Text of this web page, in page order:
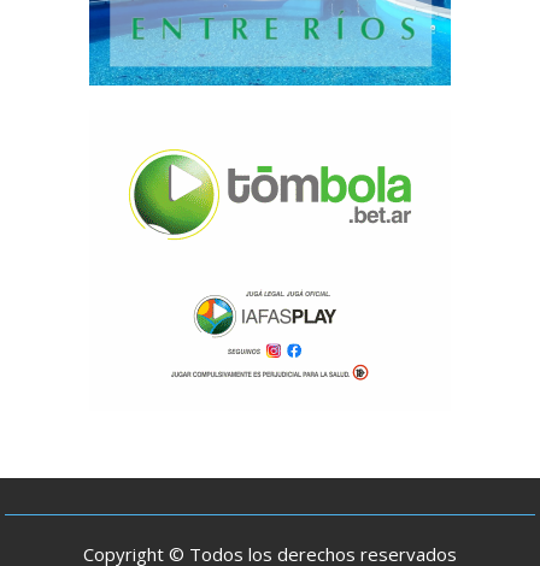
Copyright © Todos los derechos reservados